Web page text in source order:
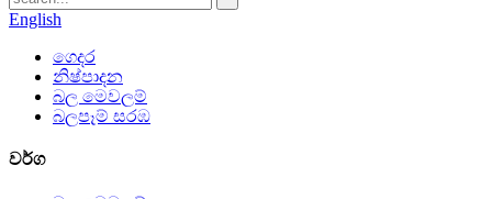
English
ගෙදර
නිෂ්පාදන
බල මෙවලම්
බලපෑම් සරඹ
වර්ග